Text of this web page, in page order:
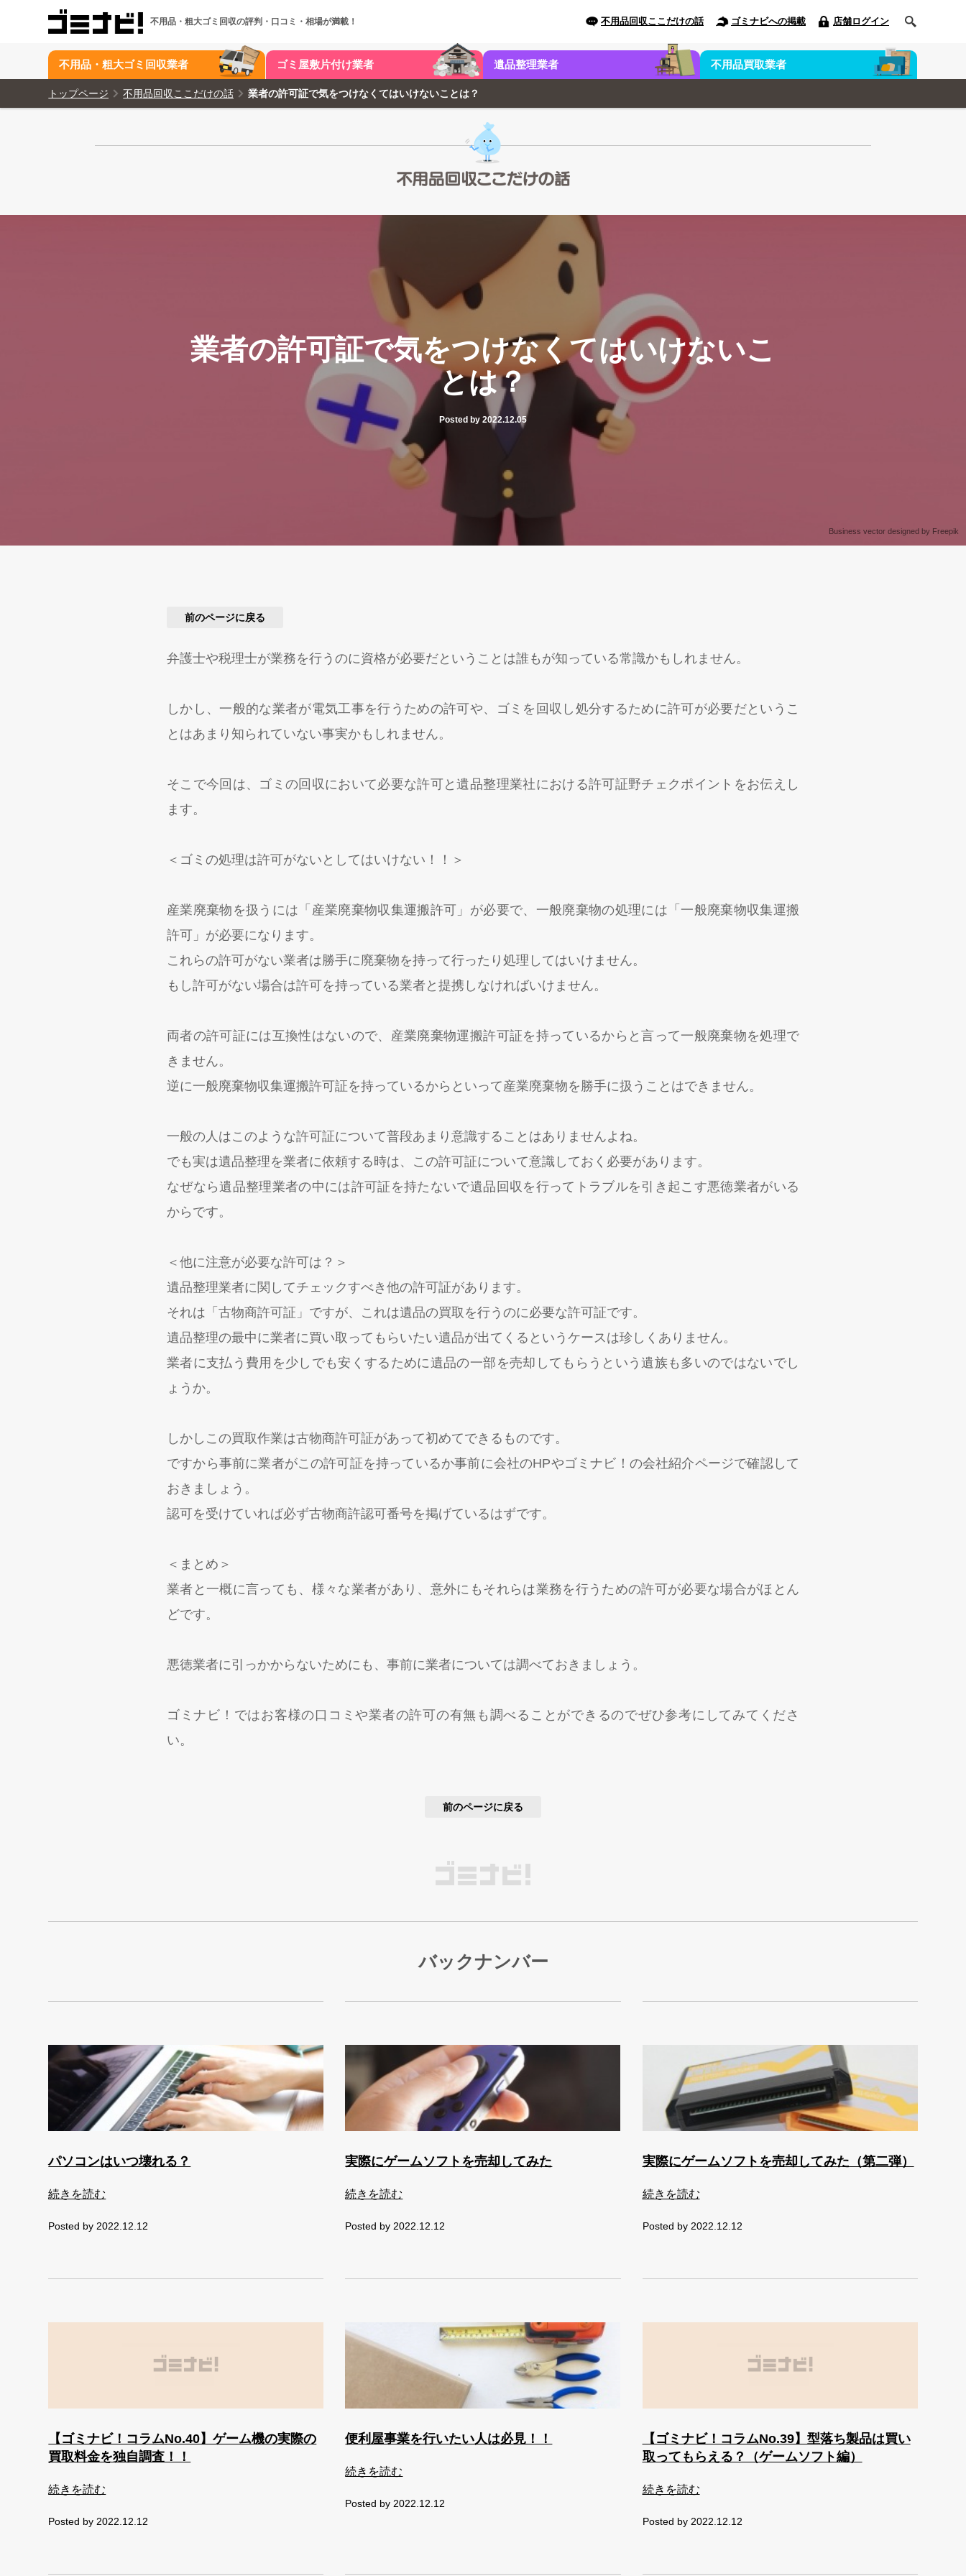
不用品・粗大ゴミ回収の評判・口コミ・相場が満載！ 不用品回収ここだけの話 ゴミナビへの掲載 店舗ログイン
不用品・粗大ゴミ回収業者 ゴミ屋敷片付け業者 遺品整理業者 不用品買取業者
トップページ 不用品回収ここだけの話 業者の許可証で気をつけなくてはいけないことは？
業者の許可証で気をつけなくてはいけないこ
とは？
Posted by 2022.12.05
Business vector designed by Freepik
前のページに戻る
弁護士や税理士が業務を行うのに資格が必要だということは誰もが知っている常識かもしれません。
しかし、一般的な業者が電気工事を行うための許可や、ゴミを回収し処分するために許可が必要だというこ
とはあまり知られていない事実かもしれません。
そこで今回は、ゴミの回収において必要な許可と遺品整理業社における許可証野チェクポイントをお伝えし
ます。
＜ゴミの処理は許可がないとしてはいけない！！＞
産業廃棄物を扱うには「産業廃棄物収集運搬許可」が必要で、一般廃棄物の処理には「一般廃棄物収集運搬
許可」が必要になります。
これらの許可がない業者は勝手に廃棄物を持って行ったり処理してはいけません。
もし許可がない場合は許可を持っている業者と提携しなければいけません。
両者の許可証には互換性はないので、産業廃棄物運搬許可証を持っているからと言って一般廃棄物を処理で
きません。
逆に一般廃棄物収集運搬許可証を持っているからといって産業廃棄物を勝手に扱うことはできません。
一般の人はこのような許可証について普段あまり意識することはありませんよね。
でも実は遺品整理を業者に依頼する時は、この許可証について意識しておく必要があります。
なぜなら遺品整理業者の中には許可証を持たないで遺品回収を行ってトラブルを引き起こす悪徳業者がいる
からです。
＜他に注意が必要な許可は？＞
遺品整理業者に関してチェックすべき他の許可証があります。
それは「古物商許可証」ですが、これは遺品の買取を行うのに必要な許可証です。
遺品整理の最中に業者に買い取ってもらいたい遺品が出てくるというケースは珍しくありません。
業者に支払う費用を少しでも安くするために遺品の一部を売却してもらうという遺族も多いのではないでし
ょうか。
しかしこの買取作業は古物商許可証があって初めてできるものです。
ですから事前に業者がこの許可証を持っているか事前に会社のHPやゴミナビ！の会社紹介ページで確認して
おきましょう。
認可を受けていれば必ず古物商許認可番号を掲げているはずです。
＜まとめ＞
業者と一概に言っても、様々な業者があり、意外にもそれらは業務を行うための許可が必要な場合がほとん
どです。
悪徳業者に引っかからないためにも、事前に業者については調べておきましょう。
ゴミナビ！ではお客様の口コミや業者の許可の有無も調べることができるのでぜひ参考にしてみてくださ
い。
前のページに戻る
バックナンバー
パソコンはいつ壊れる？
続きを読む
Posted by 2022.12.12
実際にゲームソフトを売却してみた
続きを読む
Posted by 2022.12.12
実際にゲームソフトを売却してみた（第二弾）
続きを読む
Posted by 2022.12.12
【ゴミナビ！コラムNo.40】ゲーム機の実際の
買取料金を独自調査！！
続きを読む
Posted by 2022.12.12
便利屋事業を行いたい人は必見！！
続きを読む
Posted by 2022.12.12
【ゴミナビ！コラムNo.39】型落ち製品は買い
取ってもらえる？（ゲームソフト編）
続きを読む
Posted by 2022.12.12